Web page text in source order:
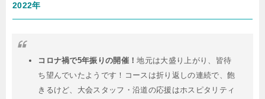
2022年
コロナ禍で5年振りの開催！地元は大盛り上がり、皆待
ち望んでいたようです！コースは折り返しの連続で、飽
きるけど、大会スタッフ・沿道の応援はホスピタリティ